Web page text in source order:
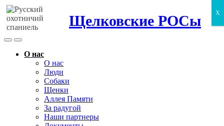
Щелковские РОСы
Search
Toggle
Menu
О нас
О нас
Люди
Собаки
Щенки
Аллея Памяти
За радугой
Наши партнеры
X